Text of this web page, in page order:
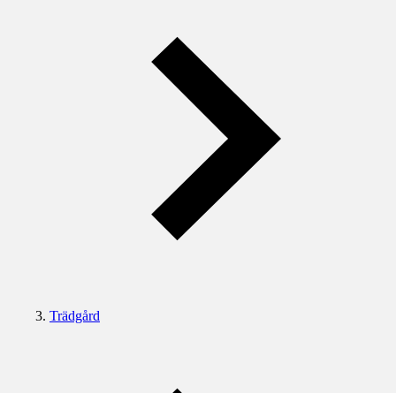
Trädgård